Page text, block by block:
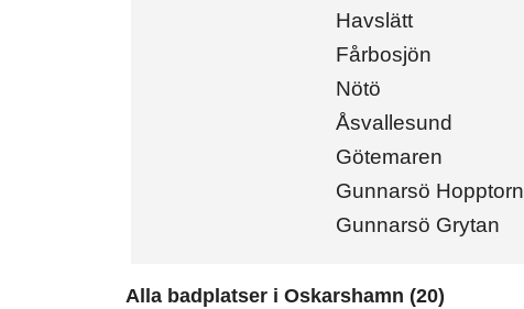
Havslätt
Fårbosjön
Nötö
Åsvallesund
Götemaren
Gunnarsö Hopptorn
Gunnarsö Grytan
Alla badplatser i Oskarshamn (20)